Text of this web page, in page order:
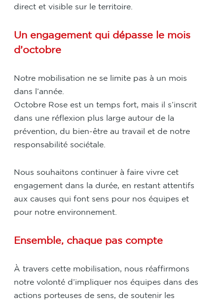
direct et visible sur le territoire.
Un engagement qui dépasse le mois
d’octobre
Notre mobilisation ne se limite pas à un mois
dans l’année.
Octobre Rose est un temps fort, mais il s’inscrit
dans une réflexion plus large autour de la
prévention, du bien-être au travail et de notre
responsabilité sociétale.
Nous souhaitons continuer à faire vivre cet
engagement dans la durée, en restant attentifs
aux causes qui font sens pour nos équipes et
pour notre environnement.
Ensemble, chaque pas compte
À travers cette mobilisation, nous réaffirmons
notre volonté d’impliquer nos équipes dans des
actions porteuses de sens, de soutenir les